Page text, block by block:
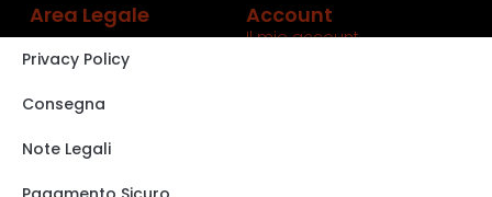
Area Legale
Privacy Policy
Consegna
Note Legali
Account
Il mio account
VISITA IL NOSTRO